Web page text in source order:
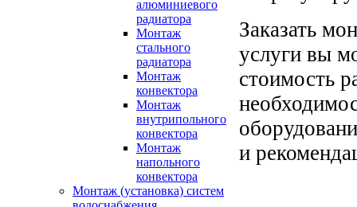
алюминиевого
радиатора
Монтаж
стального
радиатора
Монтаж
конвектора
Монтаж
внутрипольного
конвектора
Монтаж
напольного
конвектора
Монтаж (установка) систем
Заказать
услуги вы
стоимость
и